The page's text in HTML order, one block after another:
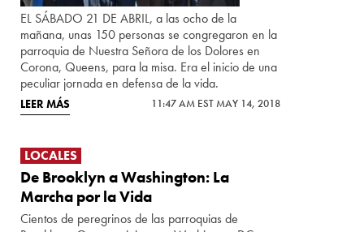
EL SÁBADO 21 DE ABRIL, a las ocho de la
mañana, unas 150 personas se congregaron en la
parroquia de Nuestra Señora de los Dolores en
Corona, Queens, para la misa. Era el inicio de una
peculiar jornada en defensa de la vida.
LEER MÁS 11:47 AM EST MAY 14, 2018
LOCALES
De Brooklyn a Washington: La
Marcha por la Vida
Cientos de peregrinos de las parroquias de